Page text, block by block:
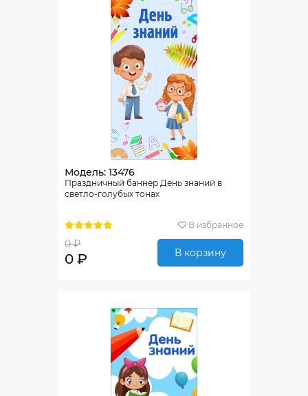
Модель: 13476
Праздничный баннер День знаний в
светло-голубых тонах
В избранное
0 ₽
0 ₽ В корзину